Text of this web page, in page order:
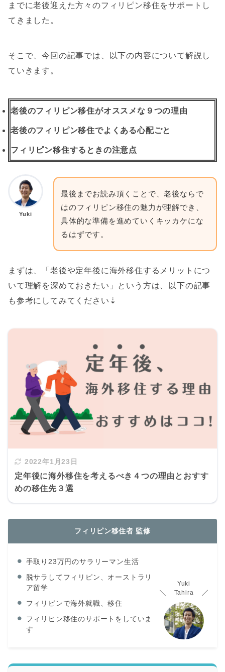
までに老後迎えた方々のフィリピン移住をサポートし
てきました。
そこで、今回の記事では、以下の内容について解説し
ていきます。
老後のフィリピン移住がオススメな９つの理由
老後のフィリピン移住でよくある心配ごと
フィリピン移住するときの注意点
Yuki
最後までお読み頂くことで、老後ならで
はのフィリピン移住の魅力が理解でき、
具体的な準備を進めていくキッカケにな
るはずです。
まずは、「老後や定年後に海外移住するメリットにつ
いて理解を深めておきたい」という方は、以下の記事
も参考にしてみてください⇣
2022年1月23日
定年後に海外移住を考えるべき４つの理由とおすす
めの移住先３選
フィリピン移住者 監修
手取り23万円のサラリーマン生活
脱サラしてフィリピン、オーストラリ
ア留学
フィリピンで海外就職、移住
フィリピン移住のサポートをしていま
す
Yuki
Tahira